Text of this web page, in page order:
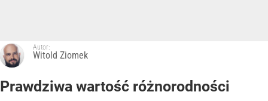
Autor:
Witold Ziomek
Prawdziwa wartość różnorodności